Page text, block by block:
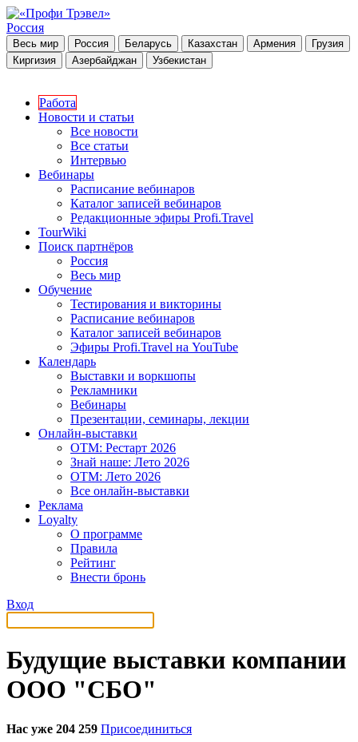
Россия
Весь мир Россия Беларусь Казахстан Армения
Грузия
Киргизия
Азербайджан Узбекистан
Работа
Новости и статьи
Все новости
Все статьи
Интервью
Вебинары
Расписание вебинаров
Каталог записей вебинаров
Редакционные эфиры Profi.Travel
TourWiki
Поиск партнёров
Россия
Весь мир
Обучение
Тестирования и викторины
Расписание вебинаров
Каталог записей вебинаров
Эфиры Profi.Travel на YouTube
Календарь
Выставки и воркшопы
Рекламники
Вебинары
Презентации, семинары, лекции
Онлайн-выставки
OTM: Рестарт 2026
Знай наше: Лето 2026
OTM: Лето 2026
Все онлайн-выставки
Реклама
Loyalty
О программе
Правила
Рейтинг
Внести бронь
Вход
Будущие выставки компании
ООО "СБО"
Нас уже 204 259 Присоединиться